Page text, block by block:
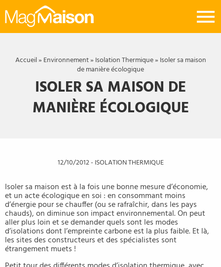
Mag
Maison
Accueil» Environnement» Isolation Thermique» Isoler sa maison
de manière écologique
ISOLER SA MAISON DE
MANIÈRE ÉCOLOGIQUE
12/10/2012- ISOLATION THERMIQUE
Isoler sa maison est à la fois une bonne mesure d’économie,
et un acte écologique en soi : en consommant moins
d’énergie pour se chauffer (ou se rafraîchir, dans les pays
chauds), on diminue son impact environnemental. On peut
aller plus loin et se demander quels sont les modes
d’isolations dont l’empreinte carbone est la plus faible. Et là,
les sites des constructeurs et des spécialistes sont
étrangement muets !